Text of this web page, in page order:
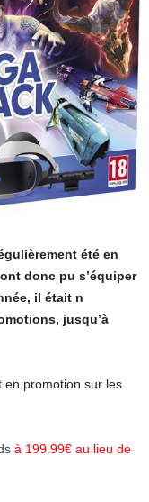
été en
donc pu s’équiper
il était n
jusqu’à
en promotion sur les
à 199.99€ au lieu de